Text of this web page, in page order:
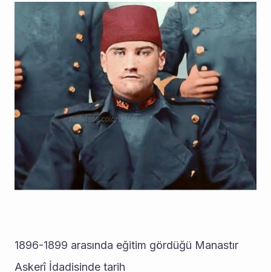
1896-1899 arasında eğitim gördüğü Manastır
Askerî İdadisinde tarih